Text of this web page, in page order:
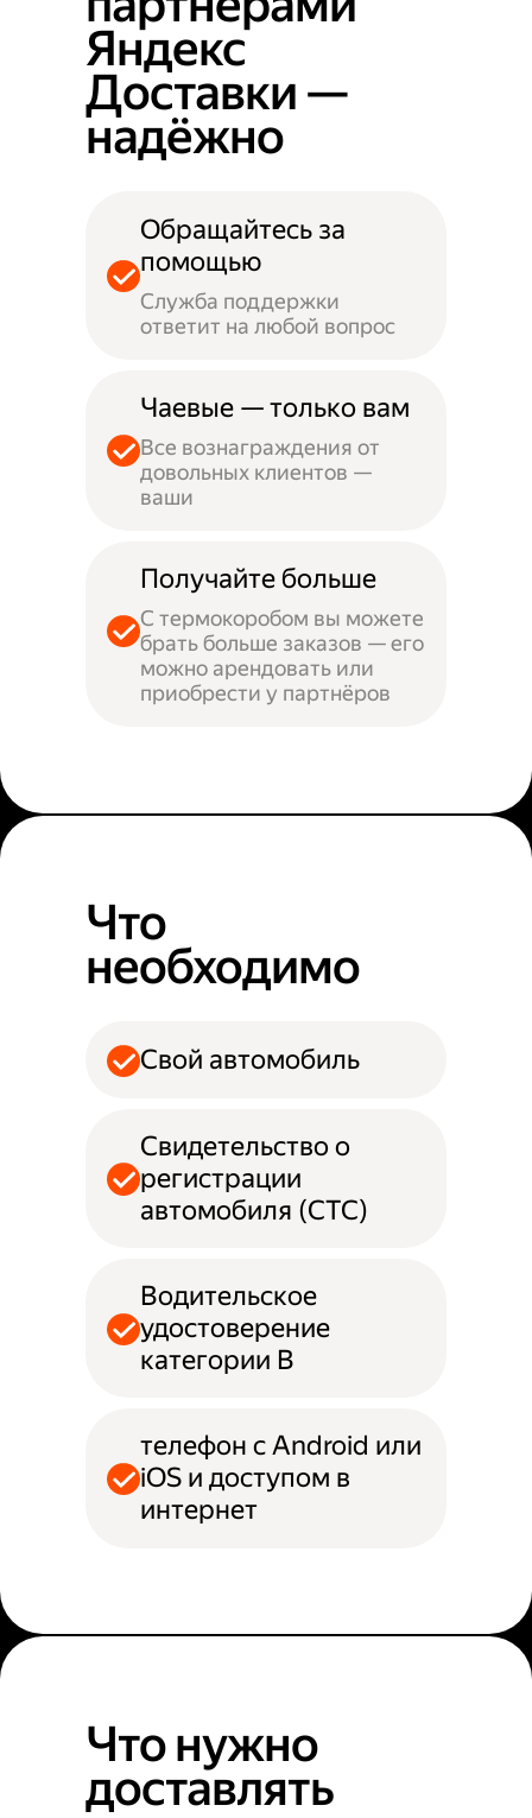
Яндекс
Доставки —
надёжно
Обращайтесь за
помощью
Служба поддержки
ответит на любой вопрос
Чаевые — только вам
Все вознаграждения от
довольных клиентов —
ваши
Получайте больше
С термокоробом вы можете
брать больше заказов — его
можно арендовать или
приобрести у партнёров
Что
необходимо
Свой автомобиль
Свидетельство о
регистрации
автомобиля (СТС)
Водительское
удостоверение
категории B
телефон с Android или
iOS и доступом в
интернет
Что нужно
доставлять